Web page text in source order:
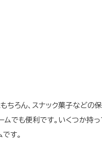
ちろん、スナック菓子などの保
ムでも便利です。いくつか持っ
す。